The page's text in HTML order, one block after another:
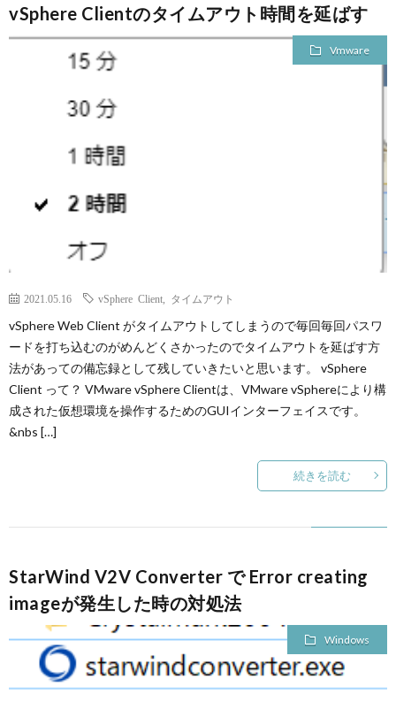
vSphere Clientのタイムアウト時間を延ばす
Vmware
2021.05.16 vSphere Client タイムアウト
vSphere Web Client がタイムアウトしてしまうので毎回毎回パスワ
ードを打ち込むのがめんどくさかったのでタイムアウトを延ばす方
法があっての備忘録として残していきたいと思います。 vSphere
Client って？ VMware vSphere Clientは、VMware vSphereにより構
成された仮想環境を操作するためのGUIインターフェイスです。
&nbs […]
続きを読む
StarWind V2V Converter で Error creating
imageが発生した時の対処法
Windows